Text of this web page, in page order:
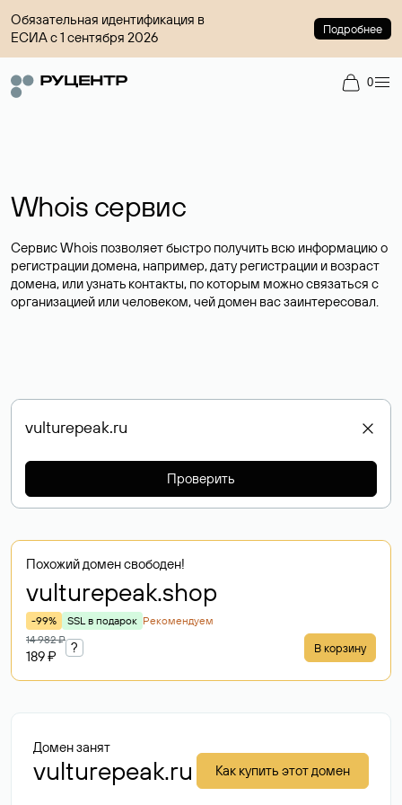
Обязательная идентификация в
ЕСИА с 1 сентября 2026
Подробнее
0
Whois сервис
Сервис Whois позволяет быстро получить всю информацию о
регистрации домена, например, дату регистрации и возраст
домена, или узнать контакты, по которым можно связаться с
организацией или человеком, чей домен вас заинтересовал.
Проверить
Похожий домен свободен!
vulturepeak.shop
-99% SSL в подарок Рекомендуем
14 982 ₽
189 ₽
? В корзину
Домен занят
vulturepeak.ru Как купить этот домен